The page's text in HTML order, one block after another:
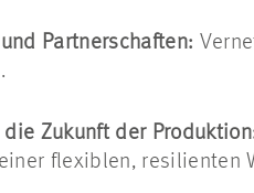
Partnerschaften:
Zukunft der
flexiblen, resilienten